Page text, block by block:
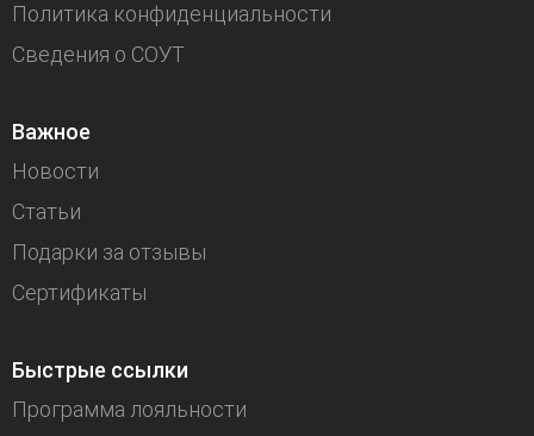
Политика конфиденциальности
Сведения о СОУТ
Важное
Новости
Статьи
Подарки за отзывы
Сертификаты
Быстрые ссылки
Программа лояльности